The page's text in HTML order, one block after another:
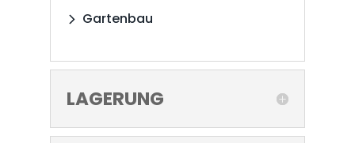
Gartenbau
LAGERUNG